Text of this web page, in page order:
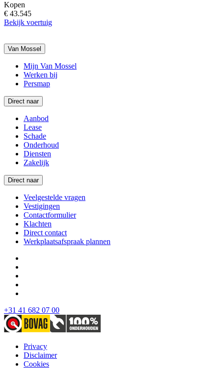
Kopen
€ 43.545
Bekijk voertuig
Van Mossel
Mijn Van Mossel
Werken bij
Persmap
Direct naar
Aanbod
Lease
Schade
Onderhoud
Diensten
Zakelijk
Direct naar
Veelgestelde vragen
Vestigingen
Contactformulier
Klachten
Direct contact
Werkplaatsafspraak plannen
+31 41 682 07 00
Privacy
Disclaimer
Cookies